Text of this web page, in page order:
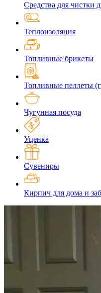
Средства для чистки
Теплоизоляция
Топливные брикеты
Топливные пеллеты
Чугунная посуда
Уценка
Сувениры
Кирпич для дома и